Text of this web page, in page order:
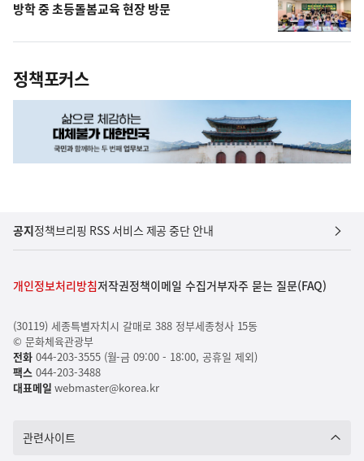
방학 중 초등돌봄교육 현장 방문
정책포커스
공지정책브리핑 RSS 서비스 제공 중단 안내
개인정보처리방침저작권정책이메일 수집거부자주 묻는 질문(FAQ)
(30119) 세종특별자치시 갈매로 388 정부세종청사 15동
© 문화체육관광부
전화044-203-3555 (월-금 09:00 - 18:00, 공휴일 제외)
팩스 044-203-3488
대표메일 webmaster@korea.kr
관련사이트